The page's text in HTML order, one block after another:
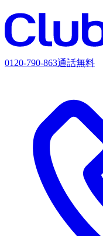
0120-790-863通話無料